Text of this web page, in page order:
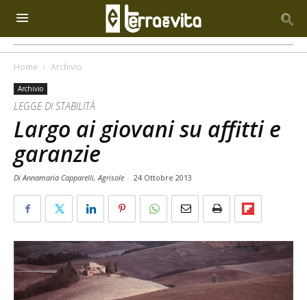
Home Archivio
Archivio
LEGGE DI STABILITÀ
Largo ai giovani su affitti e
garanzie
Di Annamaria Capparelli, Agrisole - 24 Ottobre 2013